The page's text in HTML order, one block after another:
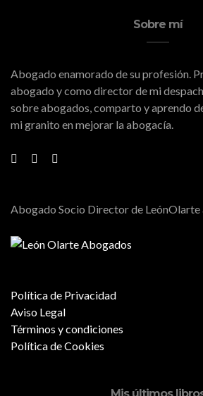
Sobre mí
Abogado enamorado de su profesión.
abogado y como director de mi
sobre abogados, comparto y aprendo
mi granito en mejorar la abogacía.
Abogado Socio Director de LeónOlarte
Política de Privacidad
Aviso Legal
Términos y condiciones
Política de Cookies